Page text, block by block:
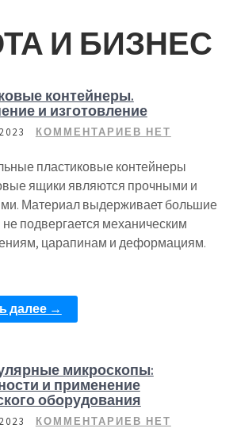
И БИЗНЕС
контейнеры.
и изготовление
КОММЕНТАРИЕВ НЕТ
пластиковые контейнеры
ящики являются прочными и
Материал выдерживает большие
не подвергается механическим
царапинам и деформациям.
далее →
микроскопы:
и применение
оборудования
КОММЕНТАРИЕВ НЕТ